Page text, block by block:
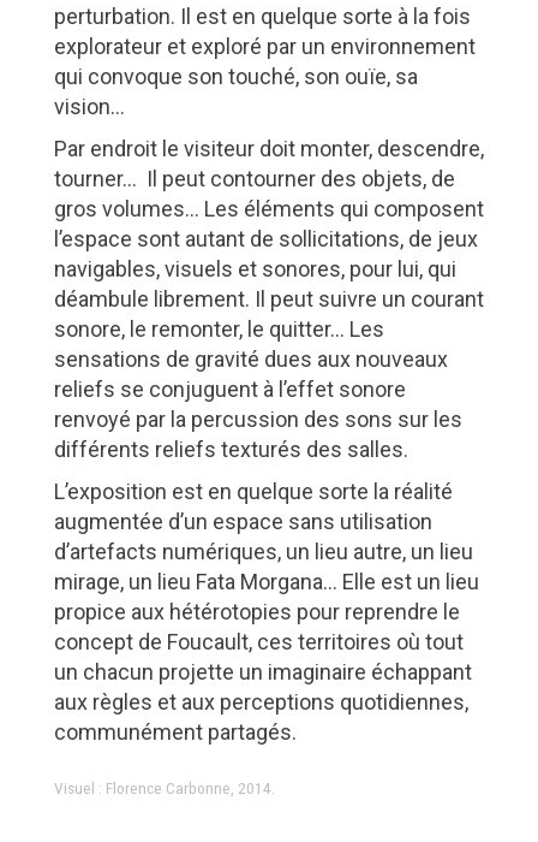
perturbation. Il est en quelque sorte à la fois
explorateur et exploré par un environnement
qui convoque son touché, son ouïe, sa
vision…
Par endroit le visiteur doit monter, descendre,
tourner… Il peut contourner des objets, de
gros volumes… Les éléments qui composent
l’espace sont autant de sollicitations, de jeux
navigables, visuels et sonores, pour lui, qui
déambule librement. Il peut suivre un courant
sonore, le remonter, le quitter… Les
sensations de gravité dues aux nouveaux
reliefs se conjuguent à l’effet sonore
renvoyé par la percussion des sons sur les
différents reliefs texturés des salles.
L’exposition est en quelque sorte la réalité
augmentée d’un espace sans utilisation
d’artefacts numériques, un lieu autre, un lieu
mirage, un lieu Fata Morgana… Elle est un lieu
propice aux hétérotopies pour reprendre le
concept de Foucault, ces territoires où tout
un chacun projette un imaginaire échappant
aux règles et aux perceptions quotidiennes,
communément partagés.
Visuel : Florence Carbonne, 2014.